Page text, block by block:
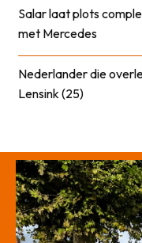
Salar laat plots
met Mercedes
Nederlander die
Lensink (25)